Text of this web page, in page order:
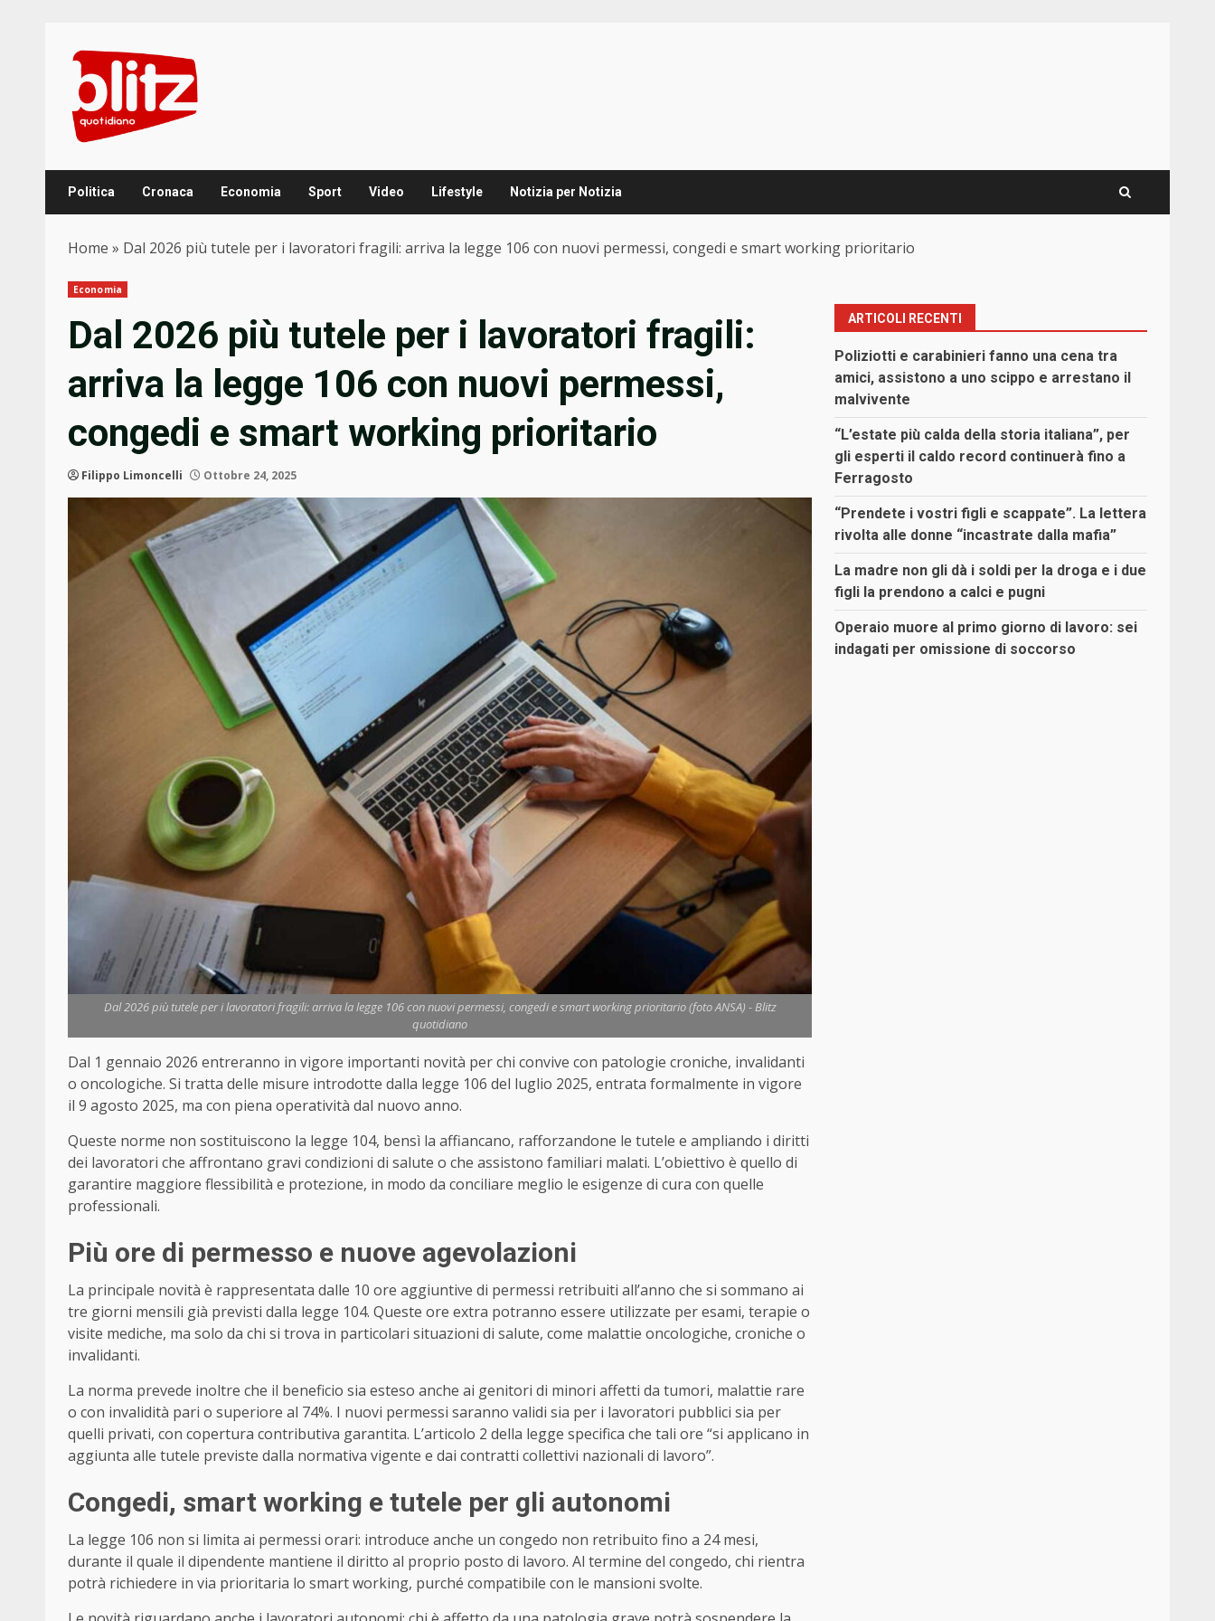
content
Politica Cronaca Economia Sport Video Lifestyle Notizia per Notizia
Home » Dal 2026 più tutele per i lavoratori fragili: arriva la legge 106 con nuovi permessi, congedi e smart working prioritario
Economia
Dal 2026 più tutele per i lavoratori fragili:
arriva la legge 106 con nuovi permessi,
congedi e smart working prioritario
Filippo Limoncelli Ottobre 24, 2025
Dal 2026 più tutele per i lavoratori fragili: arriva la legge 106 con nuovi permessi, congedi e smart working prioritario (foto ANSA) - Blitz
quotidiano
Dal 1 gennaio 2026 entreranno in vigore importanti novità per chi convive con patologie croniche, invalidanti
o oncologiche. Si tratta delle misure introdotte dalla legge 106 del luglio 2025, entrata formalmente in vigore
il 9 agosto 2025, ma con piena operatività dal nuovo anno.
Queste norme non sostituiscono la legge 104, bensì la affiancano, rafforzandone le tutele e ampliando i diritti
dei lavoratori che affrontano gravi condizioni di salute o che assistono familiari malati. L’obiettivo è quello di
garantire maggiore flessibilità e protezione, in modo da conciliare meglio le esigenze di cura con quelle
professionali.
Più ore di permesso e nuove agevolazioni
La principale novità è rappresentata dalle 10 ore aggiuntive di permessi retribuiti all’anno che si sommano ai
tre giorni mensili già previsti dalla legge 104. Queste ore extra potranno essere utilizzate per esami, terapie o
visite mediche, ma solo da chi si trova in particolari situazioni di salute, come malattie oncologiche, croniche o
invalidanti.
La norma prevede inoltre che il beneficio sia esteso anche ai genitori di minori affetti da tumori, malattie rare
o con invalidità pari o superiore al 74%. I nuovi permessi saranno validi sia per i lavoratori pubblici sia per
quelli privati, con copertura contributiva garantita. L’articolo 2 della legge specifica che tali ore “si applicano in
aggiunta alle tutele previste dalla normativa vigente e dai contratti collettivi nazionali di lavoro”.
Congedi, smart working e tutele per gli autonomi
La legge 106 non si limita ai permessi orari: introduce anche un congedo non retribuito fino a 24 mesi,
durante il quale il dipendente mantiene il diritto al proprio posto di lavoro. Al termine del congedo, chi rientra
potrà richiedere in via prioritaria lo smart working, purché compatibile con le mansioni svolte.
ARTICOLI RECENTI
Poliziotti e carabinieri fanno una cena tra
amici, assistono a uno scippo e arrestano il
malvivente
“L’estate più calda della storia italiana”, per
gli esperti il caldo record continuerà fino a
Ferragosto
“Prendete i vostri figli e scappate”. La lettera
rivolta alle donne “incastrate dalla mafia”
La madre non gli dà i soldi per la droga e i due
figli la prendono a calci e pugni
Operaio muore al primo giorno di lavoro: sei
indagati per omissione di soccorso